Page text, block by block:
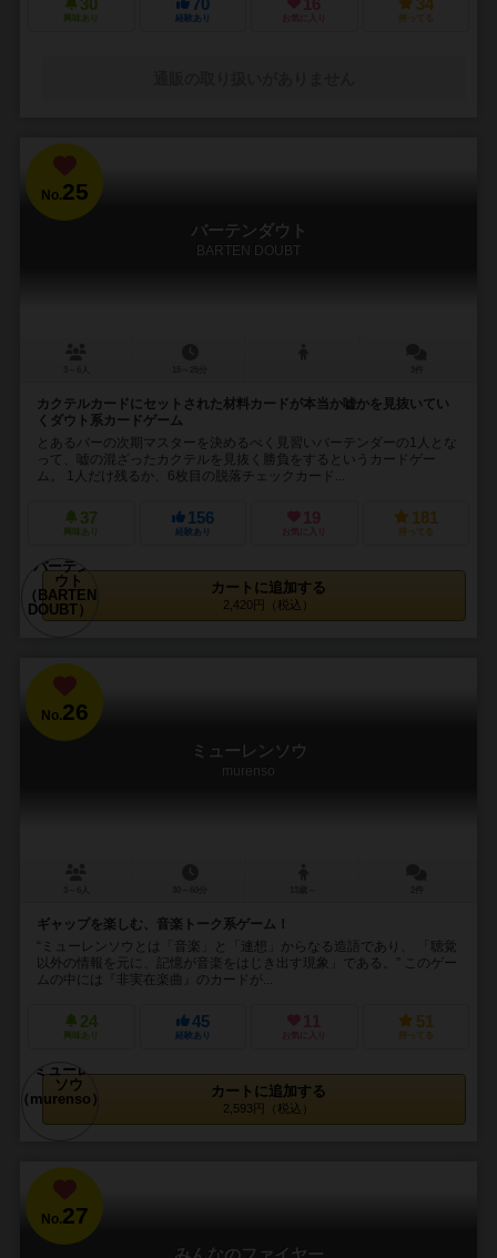
30
興味あり
70
経験あり
16
お気に入り
34
持ってる
No.25
バーテンダウト
BARTEN DOUBT
カクテルカードにセットされた材料カードが本当か嘘かを見抜いてい
くダウト系カードゲーム
とあるバーの次期マスターを決めるべく見習いバーテンダーの1人とな
って、嘘の混ざったカクテルを見抜く勝負をするというカードゲー
ム。 1人だけ残るか、6枚目の脱落チェックカード...
37
興味あり
156
経験あり
19
お気に入り
181
持ってる
カートに追加する
2,420円（税込）
No.26
ミューレンソウ
murenso
ギャップを楽しむ、音楽トーク系ゲーム！
“ミューレンソウとは「音楽」と「連想」からなる造語であり、 「聴覚
以外の情報を元に、記憶が音楽をはじき出す現象」である。” このゲー
ムの中には『非実在楽曲』のカードが...
24
興味あり
45
経験あり
11
お気に入り
51
持ってる
カートに追加する
2,593円（税込）
No.27